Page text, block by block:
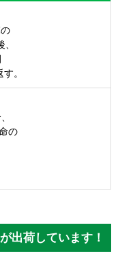
。
の
出荷しています！